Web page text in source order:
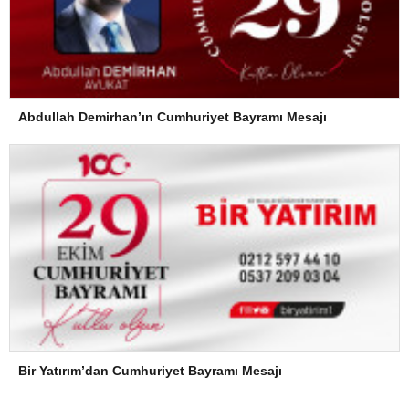
Abdullah Demirhan’ın Cumhuriyet Bayramı Mesajı
Bir Yatırım’dan Cumhuriyet Bayramı Mesajı